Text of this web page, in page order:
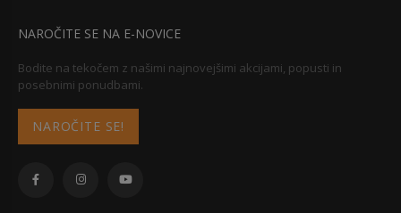
NAROČITE SE NA E-NOVICE
Bodite na tekočem z našimi najnovejšimi akcijami, popusti in
posebnimi ponudbami.
NAROČITE SE!